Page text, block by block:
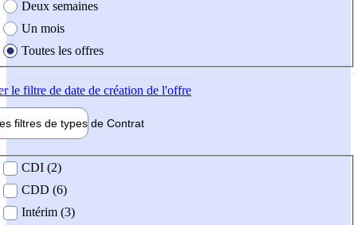
Deux semaines
Un mois
Toutes les offres
le filtre de date de création de l'offre
filtres de types de Contrat
contrat
CDI (2)
CDD (6)
Intérim (3)